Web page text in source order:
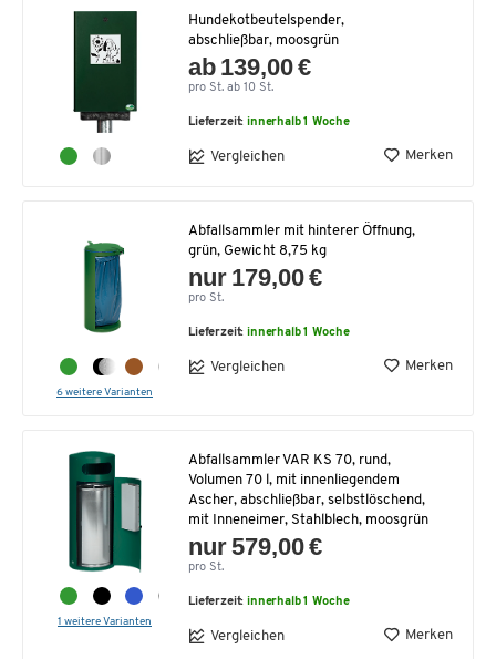
Hundekotbeutelspender,
abschließbar, moosgrün
ab 139,00 €
pro St. ab 10 St.
Lieferzeit:innerhalb 1 Woche
Vergleichen Merken
6 weitere Varianten
Abfallsammler mit hinterer Öffnung,
grün, Gewicht 8,75 kg
nur 179,00 €
pro St.
Lieferzeit:innerhalb 1 Woche
Vergleichen Merken
1 weitere Varianten
Abfallsammler VAR KS 70, rund,
Volumen 70 l, mit innenliegendem
Ascher, abschließbar, selbstlöschend,
mit Inneneimer, Stahlblech, moosgrün
nur 579,00 €
pro St.
Lieferzeit:innerhalb 1 Woche
Vergleichen Merken